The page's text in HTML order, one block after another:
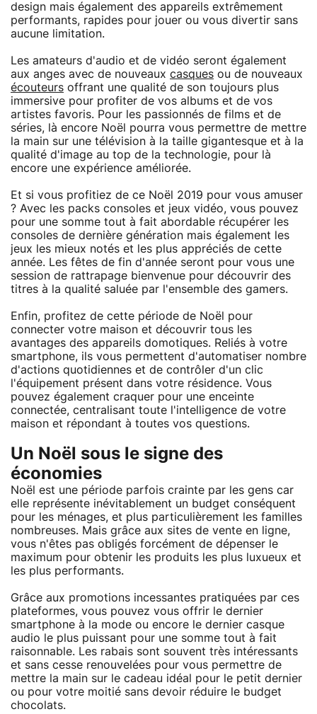
design mais également des appareils extrêmement
performants, rapides pour jouer ou vous divertir sans
aucune limitation.
Les amateurs d'audio et de vidéo seront également
aux anges avec de nouveaux casques ou de nouveaux
écouteurs offrant une qualité de son toujours plus
immersive pour profiter de vos albums et de vos
artistes favoris. Pour les passionnés de films et de
séries, là encore Noël pourra vous permettre de mettre
la main sur une télévision à la taille gigantesque et à la
qualité d'image au top de la technologie, pour là
encore une expérience améliorée.
Et si vous profitiez de ce Noël 2019 pour vous amuser
? Avec les packs consoles et jeux vidéo, vous pouvez
pour une somme tout à fait abordable récupérer les
consoles de dernière génération mais également les
jeux les mieux notés et les plus appréciés de cette
année. Les fêtes de fin d'année seront pour vous une
session de rattrapage bienvenue pour découvrir des
titres à la qualité saluée par l'ensemble des gamers.
Enfin, profitez de cette période de Noël pour
connecter votre maison et découvrir tous les
avantages des appareils domotiques. Reliés à votre
smartphone, ils vous permettent d'automatiser nombre
d'actions quotidiennes et de contrôler d'un clic
l'équipement présent dans votre résidence. Vous
pouvez également craquer pour une enceinte
connectée, centralisant toute l'intelligence de votre
maison et répondant à toutes vos questions.
Un Noël sous le signe des
économies
Noël est une période parfois crainte par les gens car
elle représente inévitablement un budget conséquent
pour les ménages, et plus particulièrement les familles
nombreuses. Mais grâce aux sites de vente en ligne,
vous n'êtes pas obligés forcément de dépenser le
maximum pour obtenir les produits les plus luxueux et
les plus performants.
Grâce aux promotions incessantes pratiquées par ces
plateformes, vous pouvez vous offrir le dernier
smartphone à la mode ou encore le dernier casque
audio le plus puissant pour une somme tout à fait
raisonnable. Les rabais sont souvent très intéressants
et sans cesse renouvelées pour vous permettre de
mettre la main sur le cadeau idéal pour le petit dernier
ou pour votre moitié sans devoir réduire le budget
chocolats.